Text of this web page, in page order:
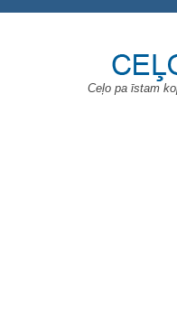
Ceļo pa īstam